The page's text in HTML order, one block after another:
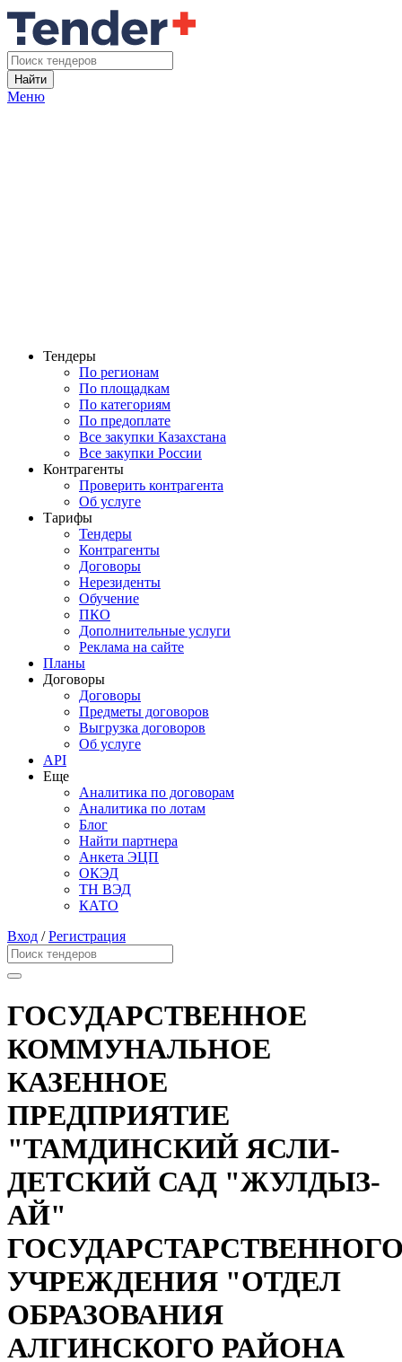
Найти
Меню
Тендеры
По регионам
По площадкам
По категориям
По предоплате
Все закупки Казахстана
Все закупки России
Контрагенты
Проверить контрагента
Об услуге
Тарифы
Тендеры
Контрагенты
Договоры
Нерезиденты
Обучение
ПКО
Дополнительные услуги
Реклама на сайте
Планы
Договоры
Договоры
Предметы договоров
Выгрузка договоров
Об услуге
API
Еще
Аналитика по договорам
Аналитика по лотам
Блог
Найти партнера
Анкета ЭЦП
ОКЭД
ТН ВЭД
КАТО
Вход /Регистрация
ГОСУДАРСТВЕННОЕ
КОММУНАЛЬНОЕ
КАЗЕННОЕ
ПРЕДПРИЯТИЕ
"ТАМДИНСКИЙ ЯСЛИ-
ДЕТСКИЙ САД "ЖУЛДЫЗ-
АЙ"
УЧРЕЖДЕНИЯ "ОТДЕЛ
ОБРАЗОВАНИЯ
АЛГИНСКОГО РАЙОНА